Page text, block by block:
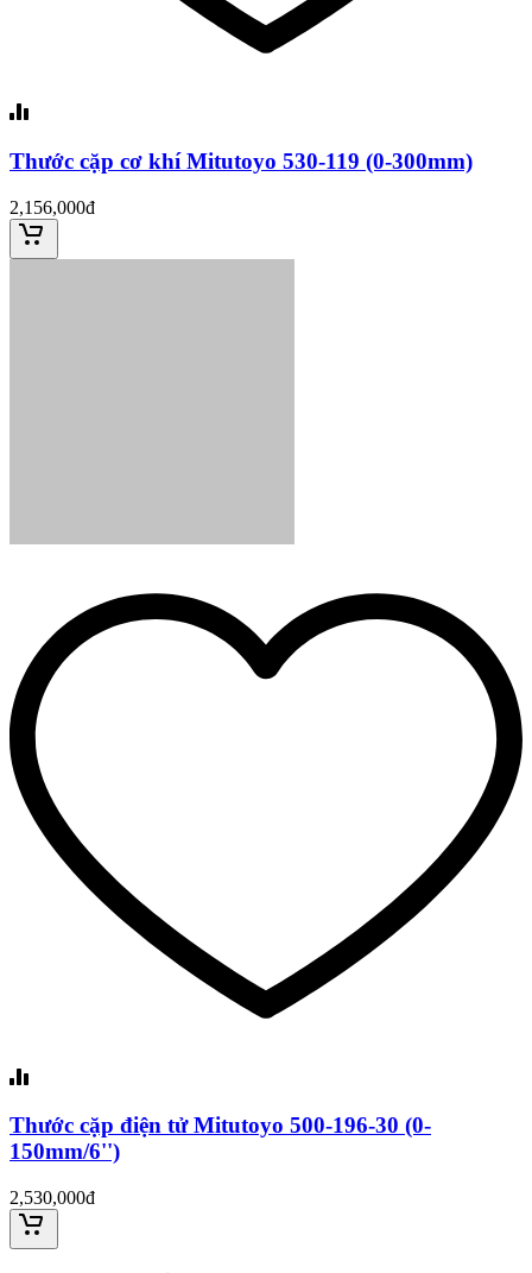
Thước cặp cơ khí Mitutoyo 530-119 (0-300mm)
2,156,000đ
Thước cặp điện tử Mitutoyo 500-196-30 (0-
150mm/6'')
2,530,000đ